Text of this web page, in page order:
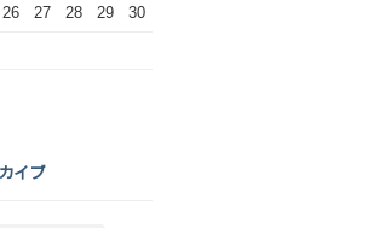
26 27 28 29 30
イブ